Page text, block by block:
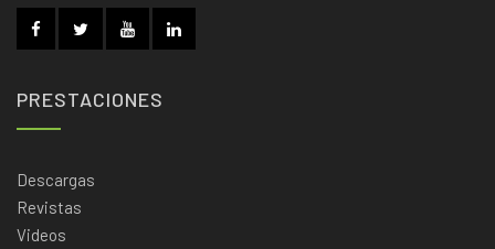
PRESTACIONES
Descargas
Revistas
Videos